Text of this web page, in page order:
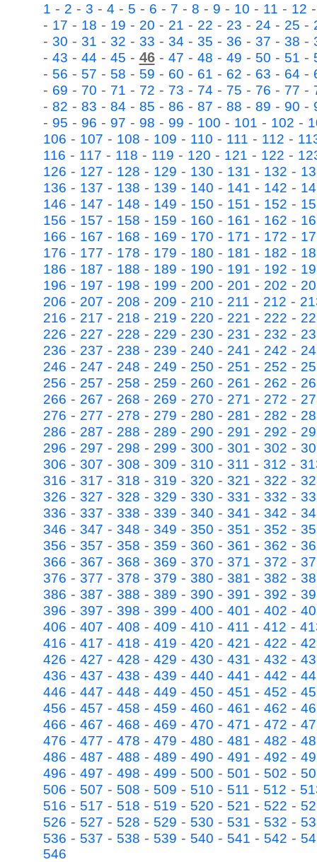
1 - 2 - 3 - 4 - 5 - 6 - 7 - 8 - 9 - 10 - 11 - 12
- 17 - 18 - 19 - 20 - 21 - 22 - 23 - 24 - 25 -
- 30 - 31 - 32 - 33 - 34 - 35 - 36 - 37 - 38 -
- 43 - 44 - 45 - 46- 47 - 48 - 49 - 50 - 51 -
- 56 - 57 - 58 - 59 - 60 - 61 - 62 - 63 - 64 -
- 69 - 70 - 71 - 72 - 73 - 74 - 75 - 76 - 77 -
- 82 - 83 - 84 - 85 - 86 - 87 - 88 - 89 - 90 -
- 95 - 96 - 97 - 98 - 99 - 100 - 101 - 102 -
106 - 107 - 108 - 109 - 110 - 111 - 112 -
116 - 117 - 118 - 119 - 120 - 121 - 122 -
126 - 127 - 128 - 129 - 130 - 131 - 132 -
136 - 137 - 138 - 139 - 140 - 141 - 142 -
146 - 147 - 148 - 149 - 150 - 151 - 152 -
156 - 157 - 158 - 159 - 160 - 161 - 162 -
166 - 167 - 168 - 169 - 170 - 171 - 172 -
176 - 177 - 178 - 179 - 180 - 181 - 182 -
186 - 187 - 188 - 189 - 190 - 191 - 192 -
196 - 197 - 198 - 199 - 200 - 201 - 202 -
206 - 207 - 208 - 209 - 210 - 211 - 212 -
216 - 217 - 218 - 219 - 220 - 221 - 222 -
226 - 227 - 228 - 229 - 230 - 231 - 232 -
236 - 237 - 238 - 239 - 240 - 241 - 242 -
246 - 247 - 248 - 249 - 250 - 251 - 252 -
256 - 257 - 258 - 259 - 260 - 261 - 262 -
266 - 267 - 268 - 269 - 270 - 271 - 272 -
276 - 277 - 278 - 279 - 280 - 281 - 282 -
286 - 287 - 288 - 289 - 290 - 291 - 292 -
296 - 297 - 298 - 299 - 300 - 301 - 302 -
306 - 307 - 308 - 309 - 310 - 311 - 312 -
316 - 317 - 318 - 319 - 320 - 321 - 322 -
326 - 327 - 328 - 329 - 330 - 331 - 332 -
336 - 337 - 338 - 339 - 340 - 341 - 342 -
346 - 347 - 348 - 349 - 350 - 351 - 352 -
356 - 357 - 358 - 359 - 360 - 361 - 362 -
366 - 367 - 368 - 369 - 370 - 371 - 372 -
376 - 377 - 378 - 379 - 380 - 381 - 382 -
386 - 387 - 388 - 389 - 390 - 391 - 392 -
396 - 397 - 398 - 399 - 400 - 401 - 402 -
406 - 407 - 408 - 409 - 410 - 411 - 412 -
416 - 417 - 418 - 419 - 420 - 421 - 422 -
426 - 427 - 428 - 429 - 430 - 431 - 432 -
436 - 437 - 438 - 439 - 440 - 441 - 442 -
446 - 447 - 448 - 449 - 450 - 451 - 452 -
456 - 457 - 458 - 459 - 460 - 461 - 462 -
466 - 467 - 468 - 469 - 470 - 471 - 472 -
476 - 477 - 478 - 479 - 480 - 481 - 482 -
486 - 487 - 488 - 489 - 490 - 491 - 492 -
496 - 497 - 498 - 499 - 500 - 501 - 502 -
506 - 507 - 508 - 509 - 510 - 511 - 512 -
516 - 517 - 518 - 519 - 520 - 521 - 522 -
526 - 527 - 528 - 529 - 530 - 531 - 532 -
536 - 537 - 538 - 539 - 540 - 541 - 542 -
546